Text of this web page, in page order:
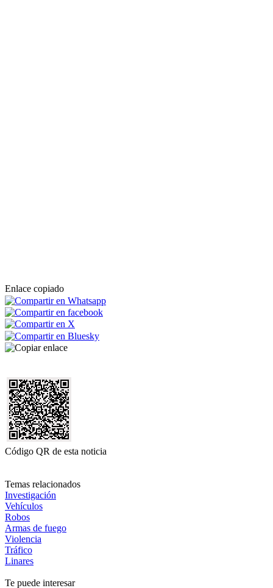
Enlace copiado
Código QR de esta noticia
Temas relacionados
Investigación
Vehículos
Robos
Armas de fuego
Violencia
Tráfico
Linares
Te puede interesar